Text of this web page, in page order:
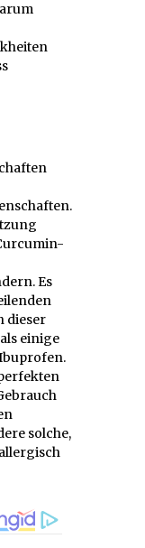
Es
dieser
einige
solche,